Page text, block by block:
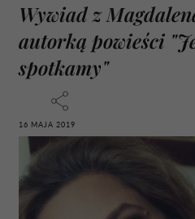
Wywiad z
autorką powieści
spotkamy"
16 MAJA 2019